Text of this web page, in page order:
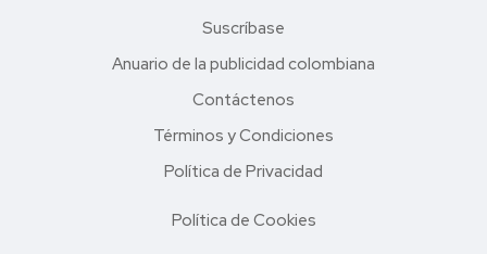
Suscríbase
Anuario de la publicidad colombiana
Contáctenos
Términos y Condiciones
Política de Privacidad
Política de Cookies